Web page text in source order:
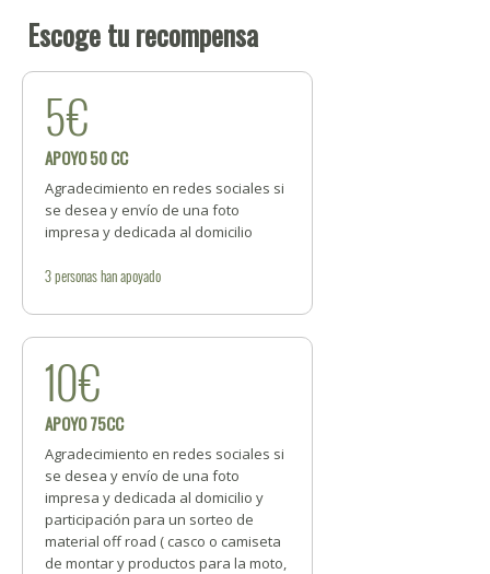
Escoge tu recompensa
5€
APOYO 50 CC
Agradecimiento en redes sociales si
se desea y envío de una foto
impresa y dedicada al domicilio
3personashan apoyado
10€
APOYO 75CC
Agradecimiento en redes sociales si
se desea y envío de una foto
impresa y dedicada al domicilio y
participación para un sorteo de
material off road ( casco o camiseta
de montar y productos para la moto,